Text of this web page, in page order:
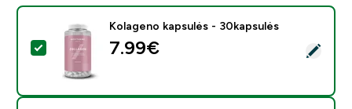
Pasirinkti šį produktą - Kolageno kapsulės - 30kapsulės
Kolageno kapsulės - 30kapsulės
7.99€‎